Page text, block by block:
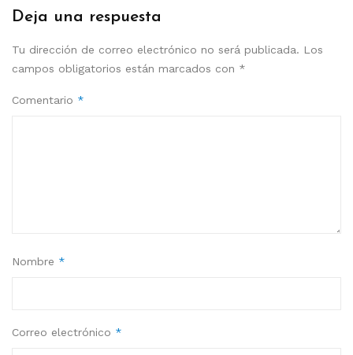
Deja una respuesta
Tu dirección de correo electrónico no será publicada. Los
campos obligatorios están marcados con *
Comentario *
Nombre *
Correo electrónico *